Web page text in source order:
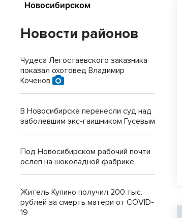
Новости районов
Чудеса Легостаевского заказника
показал охотовед Владимир
Коченов
В Новосибирске перенесли суд над
заболевшим экс-гаишником Гусевым
Под Новосибирском рабочий почти
ослеп на шоколадной фабрике
Житель Купино получил 200 тыс.
рублей за смерть матери от COVID-
19